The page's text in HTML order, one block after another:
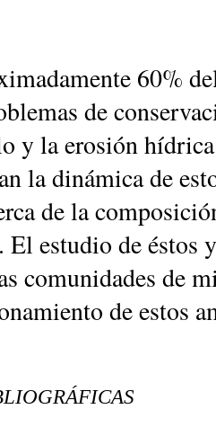
60%
de
y la erosión
la dinámica de
de la
estudio de éstos
comunidades de
de estos